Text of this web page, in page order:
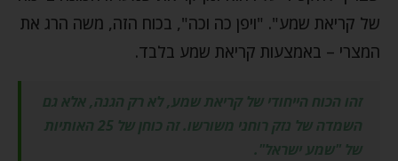
של קריאת שמע". "ויפן כה וכה", בכוח הזה, משה הרג את
המצרי – באמצעות קריאת שמע בלבד.
זהו הכוח הייחודי של קריאת שמע, לא רק הגנה, אלא גם
השמדה של נזק רוחני משורשו. זה כוחן של 25 האותיות
של "שמע ישראל".